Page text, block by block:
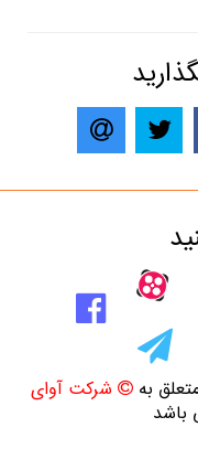
به
شرکت آوای
باشد